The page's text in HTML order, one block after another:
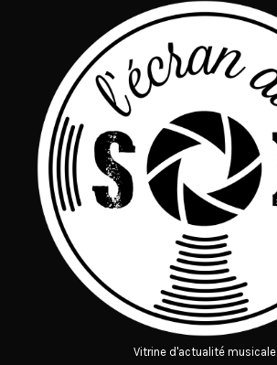
Vitrine d'actualité musicale